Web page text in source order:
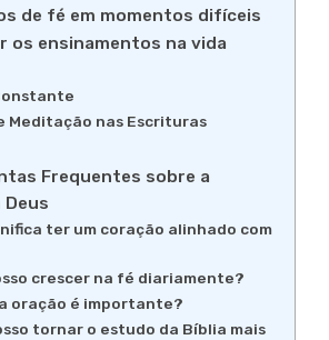
de fé em momentos difíceis
os ensinamentos na vida
Meditação nas Escrituras
Frequentes sobre a
Deus
ter um coração alinhado com
crescer na fé diariamente?
oração é importante?
tornar o estudo da Bíblia mais